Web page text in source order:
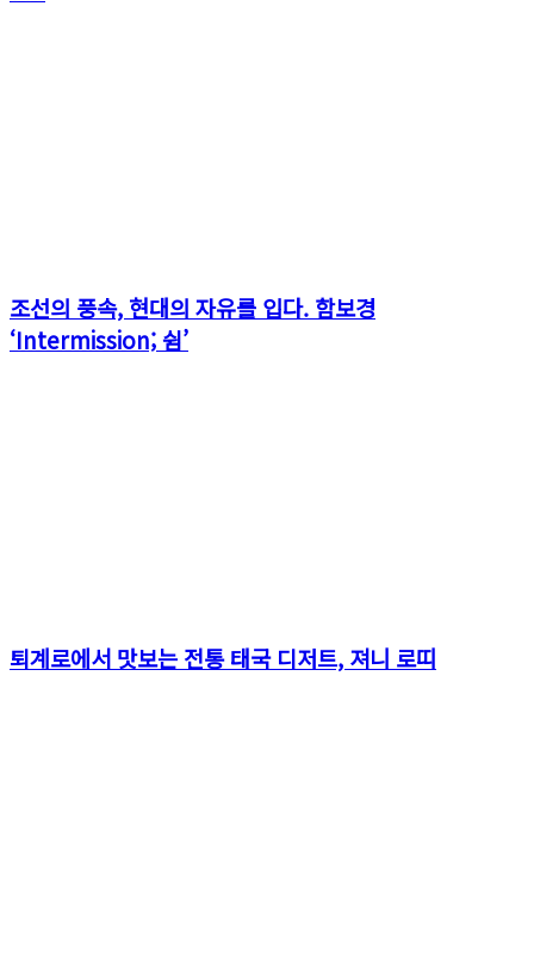
조선의 풍속, 현대의 자유를 입다. 함보경
‘Intermission; 쉼’
퇴계로에서 맛보는 전통 태국 디저트, 져니 로띠